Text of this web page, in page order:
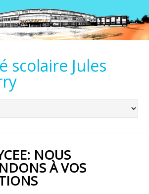
scolaire Jules
À VOS